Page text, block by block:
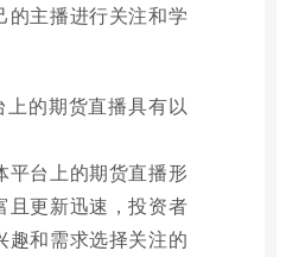
的主播进行关注和学
上的期货直播具有以
平台上的期货直播形
且更新迅速，投资者
趣和需求选择关注的